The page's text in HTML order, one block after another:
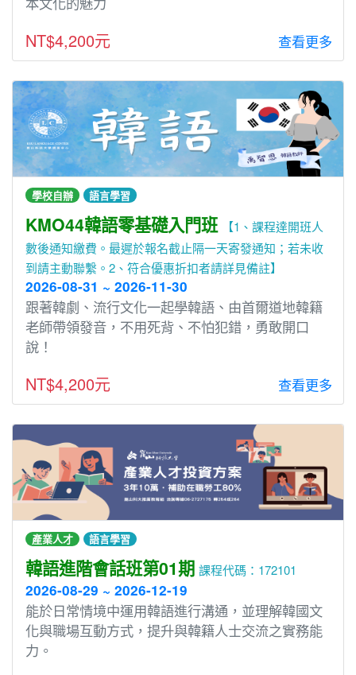
NT$4,200元 查看更多
學校自辦 語言學習
KMO44韓語零基礎入門班
【1、課程達開班人
數後通知繳費。最遲於報名截止隔一天寄發通知；若未收
到請主動聯繫。2、符合優惠折扣者請詳見備註】
2026-08-31 ~ 2026-11-30
跟著韓劇、流⾏文化⼀起學韓語、由⾸爾道地韓籍
老師帶領發⾳，不⽤死背、不怕犯錯，勇敢開⼝
說！
NT$4,200元 查看更多
產業人才 語言學習
韓語進階會話班第01期 課程代碼：172101
2026-08-29 ~ 2026-12-19
能於日常情境中運用韓語進行溝通，並理解韓國文
化與職場互動方式，提升與韓籍人士交流之實務能
力。